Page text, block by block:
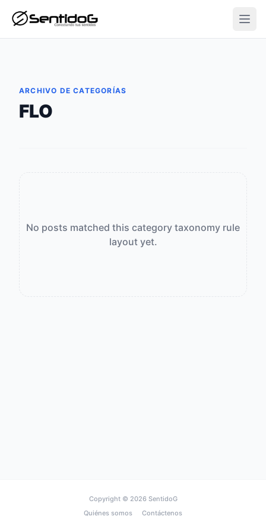
ARCHIVO DE CATEGORÍAS
FLO
No posts matched this category taxonomy rule
layout yet.
Copyright © 2026 SentidoG
Quiénes somos
Contáctenos